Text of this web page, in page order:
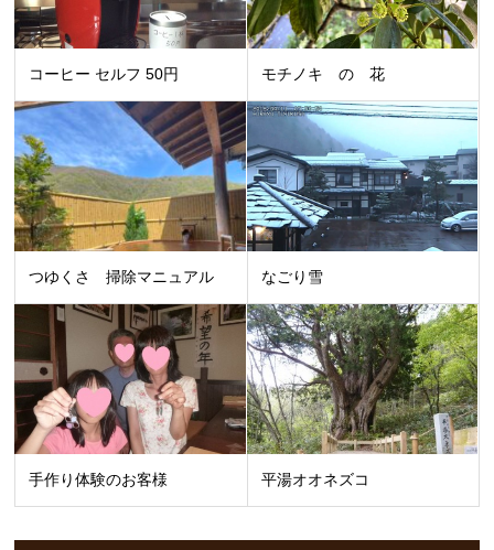
コーヒー セルフ 50円 モチノキ の 花
つゆくさ 掃除マニュアル なごり雪
手作り体験のお客様 平湯オオネズコ